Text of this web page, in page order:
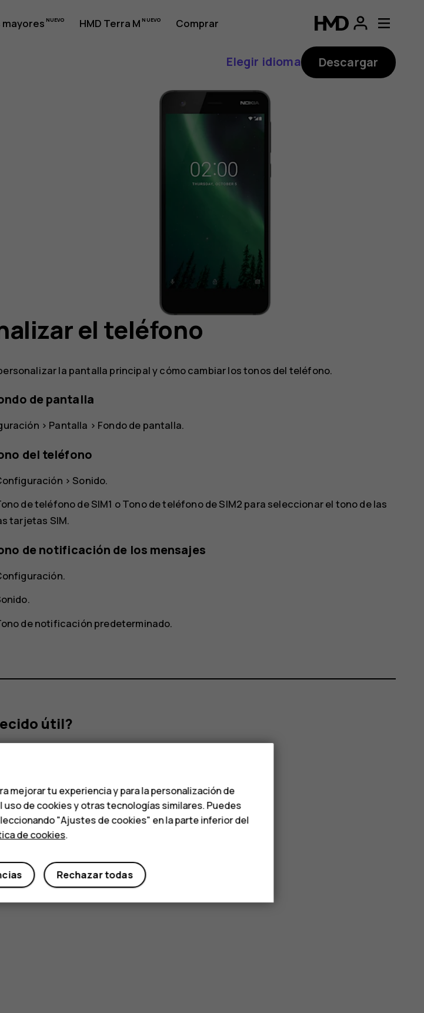
HMD Terra M Comprar
Elegir idioma Descargar
el teléfono
la pantalla principal y cómo cambiar los tonos del teléfono.
de pantalla
> Pantalla > Fondo de pantalla.
del teléfono
> Sonido.
de teléfono de SIM1 oTono de teléfono de SIM2 para seleccionar el tono de las
tarjetas SIM.
de notificación de los mensajes
.
.
de notificación predeterminado.
útil?
mejorar tu experiencia y para la personalización de
uso de cookies y otras tecnologías similares. Puedes
"Ajustes de cookies" en la parte inferior del
de cookies.
Rechazar todas